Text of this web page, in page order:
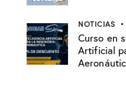
NOTICIAS
Curso en
Artificial